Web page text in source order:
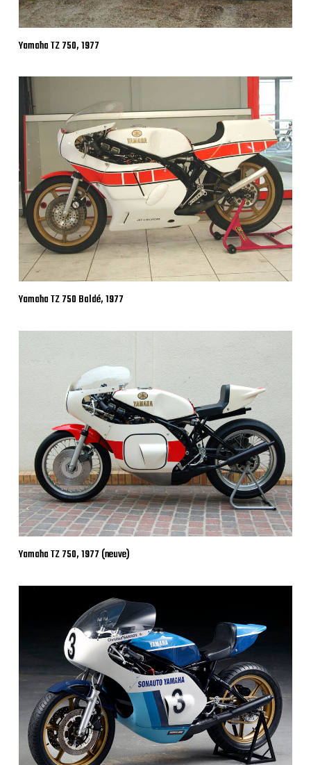
Yamaha TZ 750, 1977
Yamaha TZ 750 Baldé, 1977
Yamaha TZ 750, 1977 (neuve)